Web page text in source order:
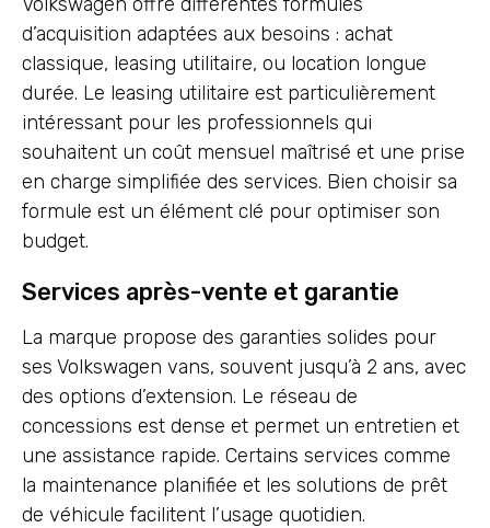
d’acquisition adaptées aux besoins : achat
classique, leasing utilitaire, ou location longue
durée. Le leasing utilitaire est particulièrement
intéressant pour les professionnels qui
souhaitent un coût mensuel maîtrisé et une prise
en charge simplifiée des services. Bien choisir sa
formule est un élément clé pour optimiser son
budget.
Services après-vente et garantie
La marque propose des garanties solides pour
ses Volkswagen vans, souvent jusqu’à 2 ans, avec
des options d’extension. Le réseau de
concessions est dense et permet un entretien et
une assistance rapide. Certains services comme
la maintenance planifiée et les solutions de prêt
de véhicule facilitent l’usage quotidien.